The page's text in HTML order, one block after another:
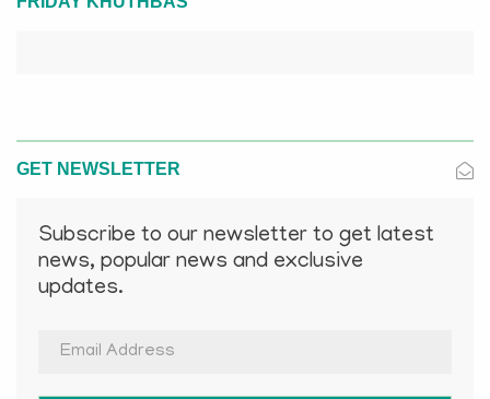
GET NEWSLETTER
Subscribe to our newsletter to get latest
news, popular news and exclusive
updates.